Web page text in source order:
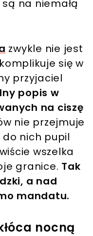
na niemałą
zwykle nie jest
się w
przyjaciel
popis w
na ciszę
nie przejmuje
nich pupil
wszelka
granice. Tak
a nad
mandatu.
nocną